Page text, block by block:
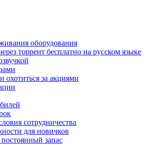
оборудования
торрент бесплатно на русском языке
за акциями
сотрудничества
для новичков
запас